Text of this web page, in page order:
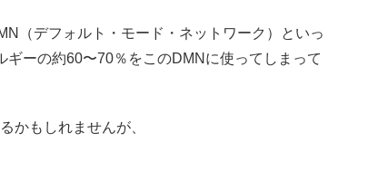
（デフォルト・モード・ネットワーク）といっ
ーの約60〜70％をこのDMNに使ってしまって
かもしれませんが、